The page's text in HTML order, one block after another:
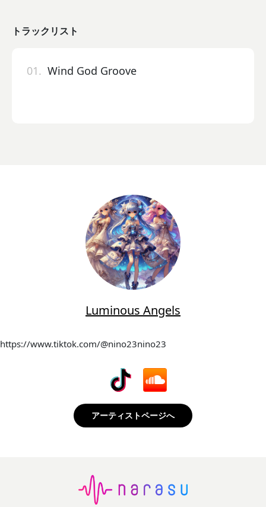
トラックリスト
01. Wind God Groove
Luminous Angels
https://www.tiktok.com/@nino23nino23
アーティストページへ